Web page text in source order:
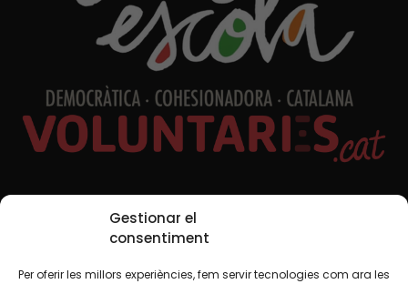
Gestionar el
consentiment
Per oferir les millors experiències, fem servir tecnologies com ara les
Xarxes Socials